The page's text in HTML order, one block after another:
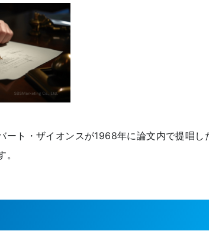
ート・ザイオンスが1968年に論文内で提唱し